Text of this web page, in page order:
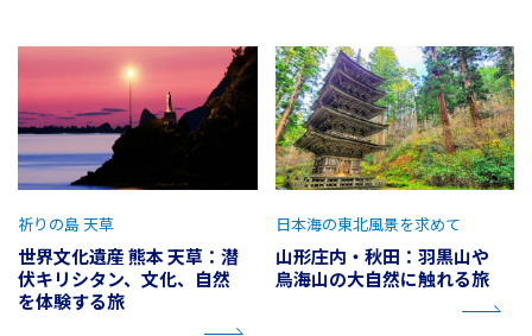
世界文化遺産 熊本 天草：潜
伏キリシタン、文化、自然
を体験する旅
祈りの島 天草
山形庄内・秋田：羽黒山や
鳥海山の大自然に触れる旅
日本海の東北風景を求めて